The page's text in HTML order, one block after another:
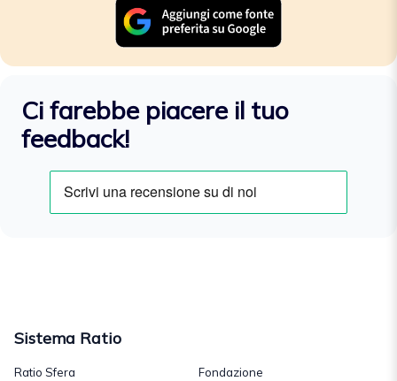
Ci farebbe piacere il tuo
feedback!
Sistema Ratio
Ratio Sfera
Fondazione